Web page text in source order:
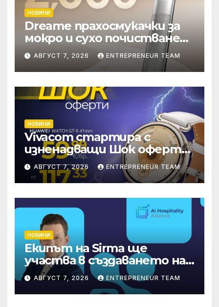
НОВИНИ
Dreame прахосмукачки за
мокро и сухо почистване
надхвърлиха 2 000
патентни заявки в
световен мащаб
АВГУСТ 7, 2026 ENTREPRENEUR TEAM
НОВИНИ
Vivacom стартира с
изненадващи Шок оферти
през август онлайн
АВГУСТ 7, 2026 ENTREPRENEUR TEAM
НОВИНИ
Екипът на Sirma ще
участва в създаването на
международните
стандарти за навлизане на
изкуствен интелект в
АВГУСТ 7, 2026 ENTREPRENEUR TEAM